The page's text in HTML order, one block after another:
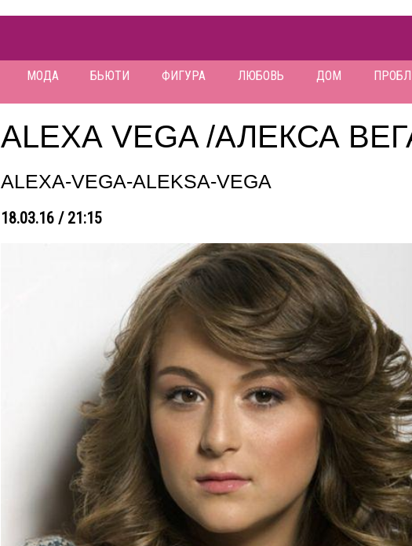
МОДА БЬЮТИ ФИГУРА ЛЮБОВЬ ДОМ
ALEXА VEGA /АЛЕКСА
ALEXA-VEGA-ALEKSA-VEGA
18.03.16 / 21:15